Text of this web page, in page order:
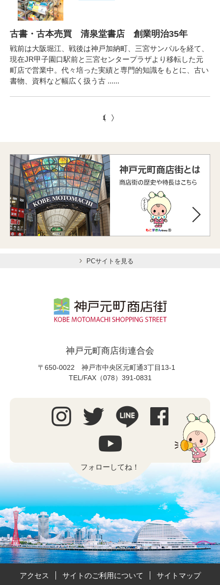
古書・古本売買 清泉堂書店 創業明治35年
戦前は大阪堀江、戦後は神戸加納町、三宮サンパルを経て、
現在JR甲子園口駅前と三宮センタープラザより移転した元
町店で営業中。代々培った実績と専門的知識をもとに、古い
書物、資料など幅広く扱う古 ......
1
PCサイトを見る
神戸元町商店街連合会
〒650-0022 神戸市中央区元町通3丁目13-1
TEL/FAX（078）391-0831
フォローしてね！
アクセス サイトのご利用について サイトマップ